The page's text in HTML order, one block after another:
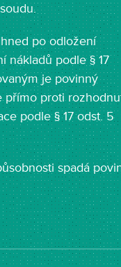
po odložení
nákladů podle § 17
je povinný
přímo proti
podle § 17 odst. 5
spadá